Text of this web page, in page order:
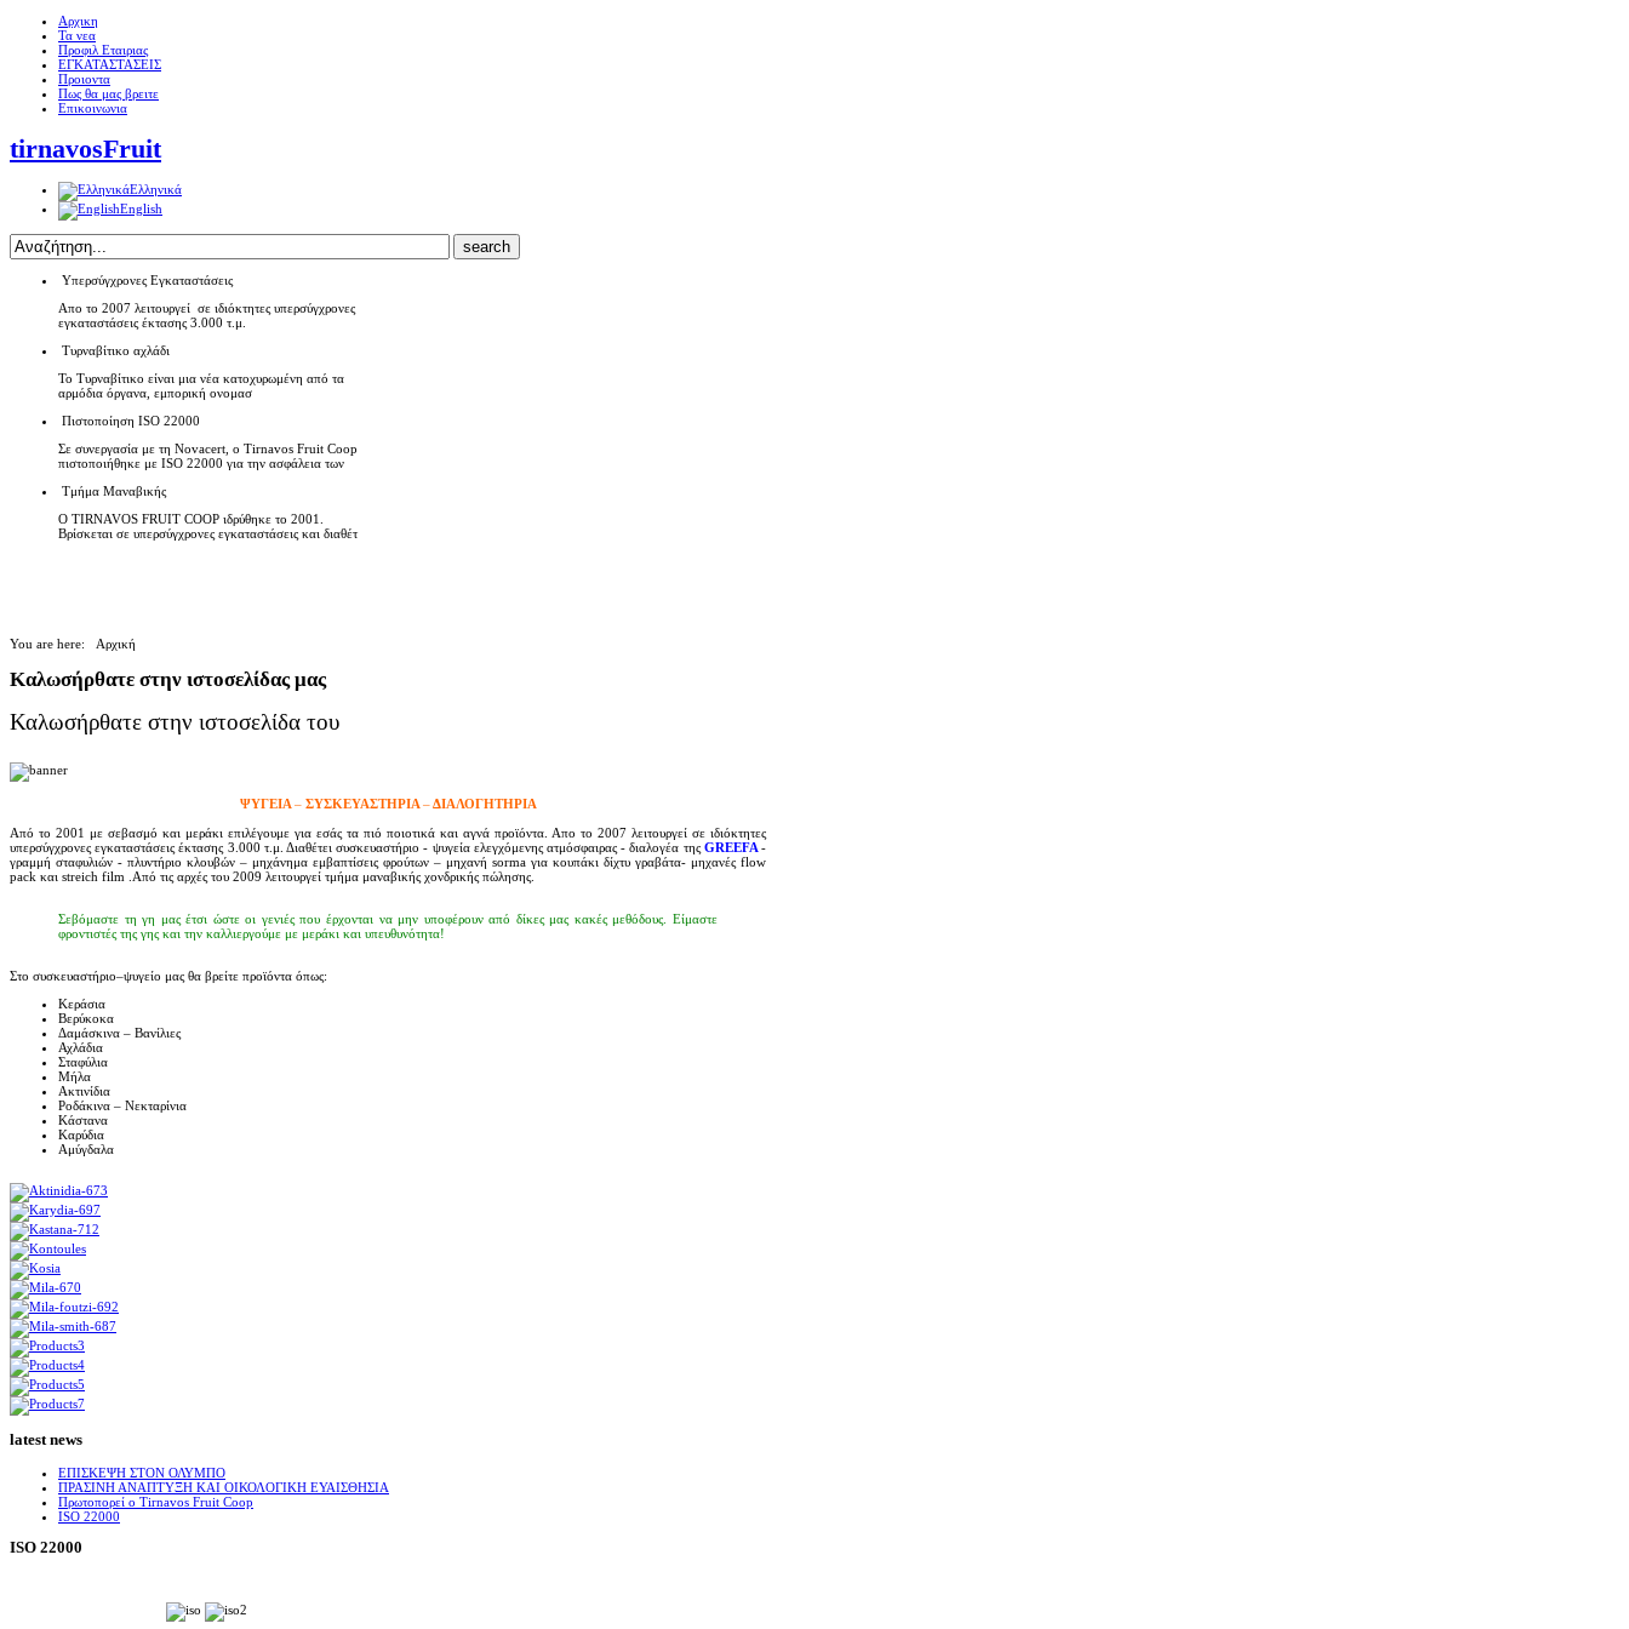
Αρχικη
Τα νεα
Προφιλ Εταιριας
ΕΓΚΑΤΑΣΤΑΣΕΙΣ
Προιοντα
Πως θα μας βρειτε
Επικοινωνια
tirnavosFruit
Ελληνικά
English
Υπερσύγχρονες Εγκαταστάσεις
Απο το 2007 λειτουργεί σε ιδιόκτητες υπερσύγχρονες
εγκαταστάσεις έκτασης 3.000 τ.μ.
Τυρναβίτικο αχλάδι
Το Τυρναβίτικο είναι μια νέα κατοχυρωμένη από τα
αρμόδια όργανα, εμπορική ονομασ
Πιστοποίηση ISO 22000
Σε συνεργασία με τη Novacert, o Tirnavos Fruit Coop
πιστοποιήθηκε με ISO 22000 για την ασφάλεια των
Τμήμα Μαναβικής
Ο TIRNAVOS FRUIT COOP ιδρύθηκε το 2001.
Βρίσκεται σε υπερσύγχρονες εγκαταστάσεις και διαθέτ
You are here: Αρχική
Καλωσήρθατε στην ιστοσελίδας μας
Καλωσήρθατε στην ιστοσελίδα του
ΨΥΓΕΙΑ –ΣΥΣΚΕΥΑΣΤΗΡΙΑ –ΔΙΑΛΟΓΗΤΗΡΙΑ
Από το 2001 με σεβασμό και μεράκι επιλέγουμε για εσάς τα πιό ποιοτικά και αγνά προϊόντα. Απο το 2007 λειτουργεί σε ιδιόκτητες
υπερσύγχρονες εγκαταστάσεις έκτασης 3.000 τ.μ. Διαθέτει συσκευαστήριο - ψυγεία ελεγχόμενης ατμόσφαιρας - διαλογέα της GREEFA-
γραμμή σταφυλιών - πλυντήριο κλουβών – μηχάνημα εμβαπτίσεις φρούτων – μηχανή sorma για κουπάκι δίχτυ γραβάτα- μηχανές flow
pack και streich film .Από τις αρχές του 2009 λειτουργεί τμήμα μαναβικής χονδρικής πώλησης.
Σεβόμαστε τη γη μας έτσι ώστε οι γενιές που έρχονται να μην υποφέρουν από δίκες μας κακές μεθόδους. Είμαστε
φροντιστές της γης και την καλλιεργούμε με μεράκι και υπευθυνότητα!
Στο συσκευαστήριο–ψυγείο μας θα βρείτε προϊόντα όπως:
Κεράσια
Βερύκοκα
Δαμάσκινα – Βανίλιες
Αχλάδια
Σταφύλια
Μήλα
Ακτινίδια
Ροδάκινα – Νεκταρίνια
Κάστανα
Καρύδια
Αμύγδαλα
latest news
ΕΠΙΣΚΕΨΗ ΣΤΟΝ ΟΛΥΜΠΟ
ΠΡΑΣΙΝΗ ΑΝΑΠΤΥΞΗ ΚΑΙ ΟΙΚΟΛΟΓΙΚΗ ΕΥΑΙΣΘΗΣΙΑ
Πρωτοπορεί ο Tirnavos Fruit Coop
ISO 22000
ISO 22000